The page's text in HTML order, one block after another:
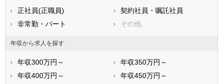
正社員(正職員)
契約社員・嘱託社員
非常勤・パート
その他
年収から求人を探す
年収300万円～
年収350万円～
年収400万円～
年収450万円～